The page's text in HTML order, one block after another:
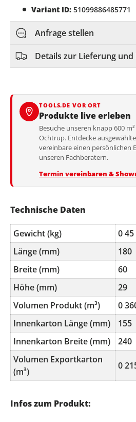
Variant ID: 51099886485771
Anfrage stellen
Details zur Lieferung
TOOLS.DE VOR ORT
Produkte live erleben
Besuche unseren knapp 600
Ochtrup. Entdecke
vereinbare einen persönlichen
unseren Fachberatern.
Termin vereinbaren &
Technische Daten
Gewicht (kg)
0 45
Länge (mm)
180
Breite (mm)
60
Höhe (mm)
29
Volumen Produkt (m³)
0
Innenkarton Länge (mm)
155
Innenkarton Breite (mm)
240
Volumen Exportkarton
(m³)
0
Infos zum Produkt: